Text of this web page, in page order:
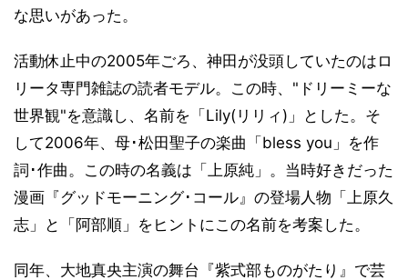
な思いがあった。
活動休止中の2005年ごろ、神田が没頭していたのはロ
リータ専門雑誌の読者モデル。この時、"ドリーミーな
世界観"を意識し、名前を「Lily(リリィ)」とした。そ
して2006年、母･松田聖子の楽曲「bless you」を作
詞･作曲。この時の名義は「上原純」。当時好きだった
漫画『グッドモーニング･コール』の登場人物「上原久
志」と「阿部順」をヒントにこの名前を考案した。
同年、大地真央主演の舞台『紫式部ものがたり』で芸